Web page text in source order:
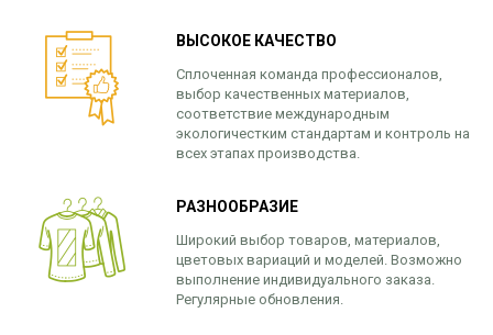
ВЫСОКОЕ КАЧЕСТВО
Сплоченная команда профессионалов,
выбор качественных материалов,
соответствие международным
экологичестким стандартам и контроль на
всех этапах производства.
РАЗНООБРАЗИЕ
Широкий выбор товаров, материалов,
цветовых вариаций и моделей. Возможно
выполнение индивидуального заказа.
Регулярные обновления.